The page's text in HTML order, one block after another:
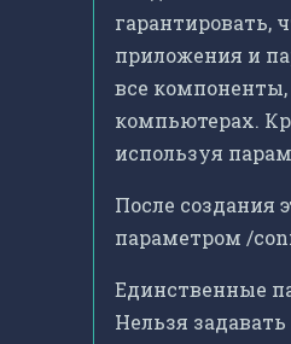
гарантировать,
приложения и
все
компьютерах.
используя
После создания
параметром /
Единственные
Нельзя